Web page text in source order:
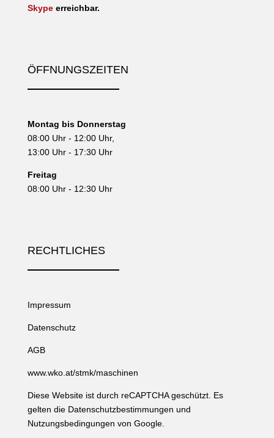
Skypeerreichbar.
ÖFFNUNGSZEITEN
Montag bis Donnerstag
08:00 Uhr - 12:00 Uhr,
13:00 Uhr - 17:30 Uhr
Freitag
08:00 Uhr - 12:30 Uhr
RECHTLICHES
Impressum
Datenschutz
AGB
www.wko.at/stmk/maschinen
Diese Website ist durch reCAPTCHA geschützt. Es
gelten die Datenschutzbestimmungen und
Nutzungsbedingungen von Google.